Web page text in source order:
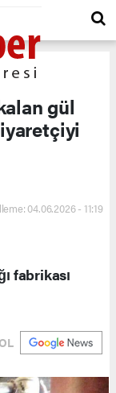
gül
04.06.2026 - 11:19
fabrikası